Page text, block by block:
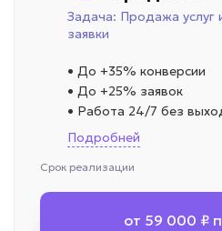
Задача: Продажа услуг
заявки
• До +35% конверсии
• До +25% заявок
• Работа 24/7 без
Подробней
Срок реализации
от 59 000 ₽